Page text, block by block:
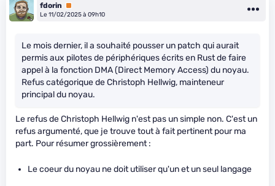
fdorin
Premium
Le 11/02/2025 à 09h10
Le mois dernier, il a souhaité pousser un patch qui aurait
permis aux pilotes de périphériques écrits en Rust de faire
appel à la fonction DMA (Direct Memory Access) du noyau.
Refus catégorique de Christoph Hellwig, mainteneur
principal du noyau.
Le refus de Christoph Hellwig n'est pas un simple non. C'est un
refus argumenté, que je trouve tout à fait pertinent pour ma
part. Pour résumer grossièrement :
Le coeur du noyau ne doit utiliser qu'un et un seul langage